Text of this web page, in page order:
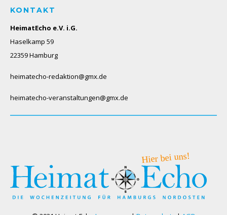
KONTAKT
HeimatEcho e.V. i.G.
Haselkamp 59
22359 Hamburg
heimatecho-redaktion@gmx.de
heimatecho-veranstaltungen@gmx.de